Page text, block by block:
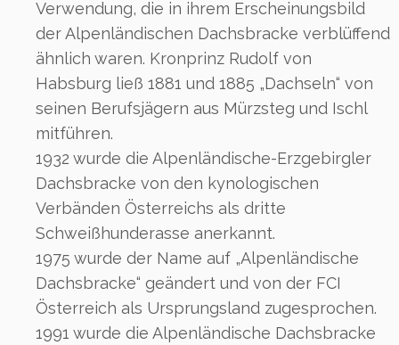
Verwendung, die in ihrem Erscheinungsbild
der Alpenländischen Dachsbracke verblüffend
ähnlich waren. Kronprinz Rudolf von
Habsburg ließ 1881 und 1885 „Dachseln“ von
seinen Berufsjägern aus Mürzsteg und Ischl
mitführen.
1932 wurde die Alpenländische-Erzgebirgler
Dachsbracke von den kynologischen
Verbänden Österreichs als dritte
Schweißhunderasse anerkannt.
1975 wurde der Name auf „Alpenländische
Dachsbracke“ geändert und von der FCI
Österreich als Ursprungsland zugesprochen.
1991 wurde die Alpenländische Dachsbracke